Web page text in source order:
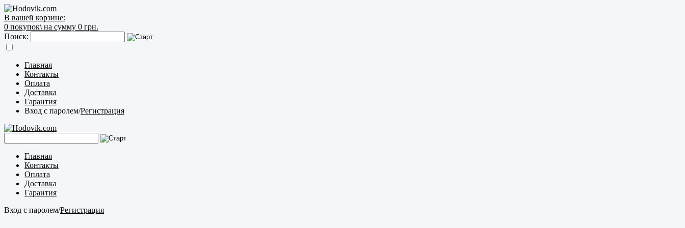
В вашей корзине:
0 покупок\ на сумму 0 грн.
Поиск:
Главная
Контакты
Оплата
Доставка
Гарантия
Вход с паролем/Регистрация
Главная
Контакты
Оплата
Доставка
Гарантия
Вход с паролем/Регистрация